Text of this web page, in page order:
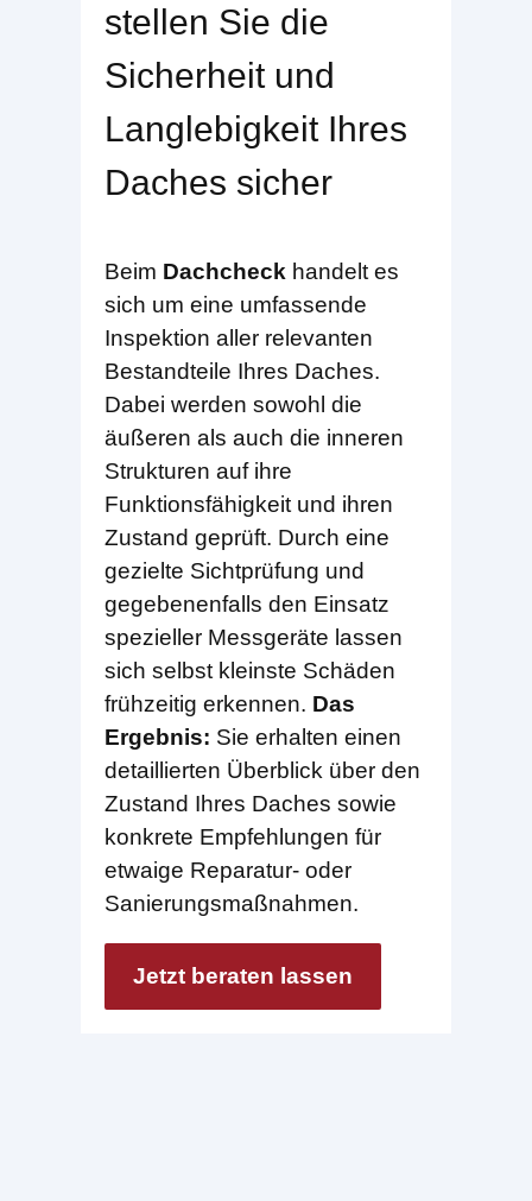
stellen Sie die
Sicherheit und
Langlebigkeit Ihres
Daches sicher
Beim Dachcheck handelt es
sich um eine umfassende
Inspektion aller relevanten
Bestandteile Ihres Daches.
Dabei werden sowohl die
äußeren als auch die inneren
Strukturen auf ihre
Funktionsfähigkeit und ihren
Zustand geprüft. Durch eine
gezielte Sichtprüfung und
gegebenenfalls den Einsatz
spezieller Messgeräte lassen
sich selbst kleinste Schäden
frühzeitig erkennen. Das
Ergebnis: Sie erhalten einen
detaillierten Überblick über den
Zustand Ihres Daches sowie
konkrete Empfehlungen für
etwaige Reparatur- oder
Sanierungsmaßnahmen.
Jetzt beraten lassen